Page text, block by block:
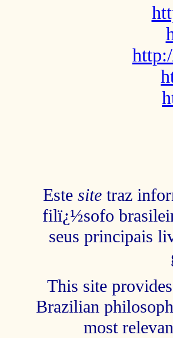
Este site traz
filï¿½sofo
seus principais
This site
Brazilian
most